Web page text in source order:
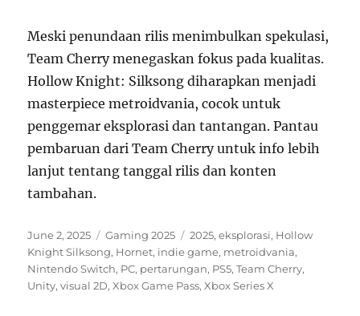
Meski penundaan rilis menimbulkan spekulasi,
Team Cherry menegaskan fokus pada kualitas.
Hollow Knight: Silksong diharapkan menjadi
masterpiece metroidvania, cocok untuk
penggemar eksplorasi dan tantangan. Pantau
pembaruan dari Team Cherry untuk info lebih
lanjut tentang tanggal rilis dan konten
tambahan.
Posted
on
June 2, 2025 Categories
Gaming 2025 Tags
2025,eksplorasi, Hollow
Knight Silksong, Hornet, indie game, metroidvania,
Nintendo Switch, PC, pertarungan, PS5,Team Cherry,
Unity,visual 2D,Xbox Game Pass,Xbox Series X